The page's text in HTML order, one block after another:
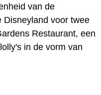
van de
Disneyland voor twee
Restaurant, een
in de vorm van